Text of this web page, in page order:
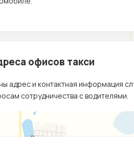
офисов такси
адрес и контактная информация
сотрудничества с водителями.